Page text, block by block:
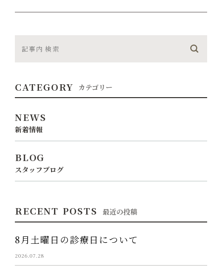
CATEGORY カテゴリー
NEWS
新着情報
BLOG
スタッフブログ
RECENT POSTS 最近の投稿
8月土曜日の診療日について
2026.07.28